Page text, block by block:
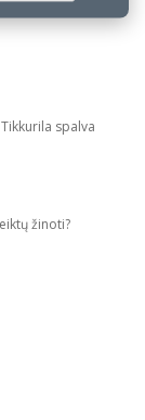
spalva
žinoti?